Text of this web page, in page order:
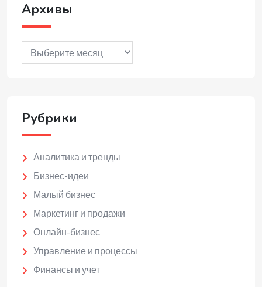
Архивы
Архивы
Рубрики
Аналитика и тренды
Бизнес-идеи
Малый бизнес
Маркетинг и продажи
Онлайн-бизнес
Управление и процессы
Финансы и учет